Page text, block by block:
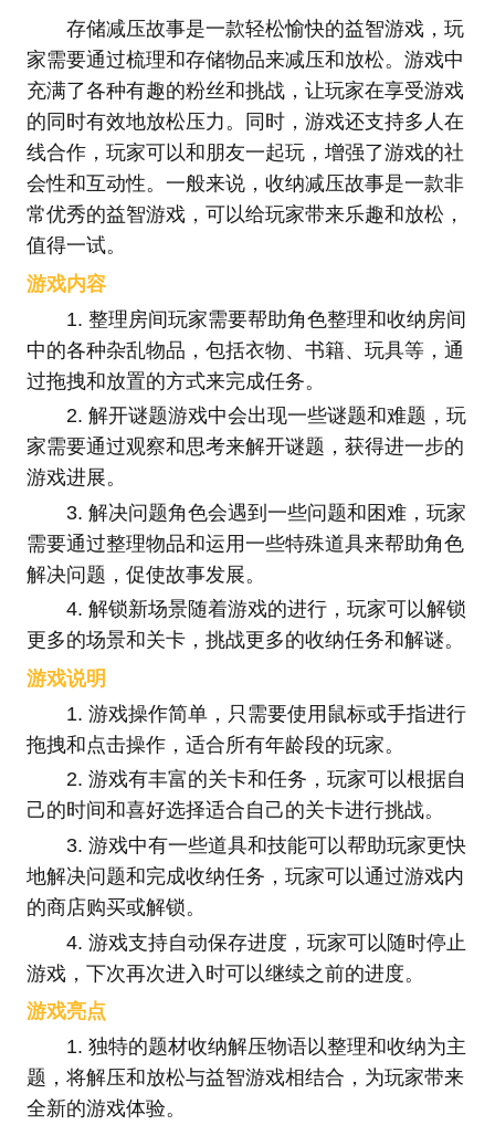
存储减压故事是一款轻松愉快的益智游戏，玩
家需要通过梳理和存储物品来减压和放松。游戏中
充满了各种有趣的粉丝和挑战，让玩家在享受游戏
的同时有效地放松压力。同时，游戏还支持多人在
线合作，玩家可以和朋友一起玩，增强了游戏的社
会性和互动性。一般来说，收纳减压故事是一款非
常优秀的益智游戏，可以给玩家带来乐趣和放松，
值得一试。
游戏内容
1. 整理房间玩家需要帮助角色整理和收纳房间
中的各种杂乱物品，包括衣物、书籍、玩具等，通
过拖拽和放置的方式来完成任务。
2. 解开谜题游戏中会出现一些谜题和难题，玩
家需要通过观察和思考来解开谜题，获得进一步的
游戏进展。
3. 解决问题角色会遇到一些问题和困难，玩家
需要通过整理物品和运用一些特殊道具来帮助角色
解决问题，促使故事发展。
4. 解锁新场景随着游戏的进行，玩家可以解锁
更多的场景和关卡，挑战更多的收纳任务和解谜。
游戏说明
1. 游戏操作简单，只需要使用鼠标或手指进行
拖拽和点击操作，适合所有年龄段的玩家。
2. 游戏有丰富的关卡和任务，玩家可以根据自
己的时间和喜好选择适合自己的关卡进行挑战。
3. 游戏中有一些道具和技能可以帮助玩家更快
地解决问题和完成收纳任务，玩家可以通过游戏内
的商店购买或解锁。
4. 游戏支持自动保存进度，玩家可以随时停止
游戏，下次再次进入时可以继续之前的进度。
游戏亮点
1. 独特的题材收纳解压物语以整理和收纳为主
题，将解压和放松与益智游戏相结合，为玩家带来
全新的游戏体验。